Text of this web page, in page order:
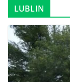
LUBLIN